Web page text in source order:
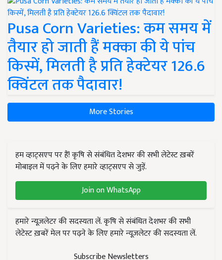
Pusa Corn Varieties: कम समय में
तैयार हो जाती हैं मक्का की ये पांच
किस्में, मिलती है प्रति हेक्टेयर 126.6
क्विंटल तक पैदावार!
More Stories
हम व्हाट्सएप पर हैं! कृषि से संबंधित देशभर की सभी लेटेस्ट ख़बरें
मोबाइल में पढ़ने के लिए हमारे व्हाट्सएप से जुड़ें.
Join on WhatsApp
हमारे न्यूज़लेटर की सदस्यता लें. कृषि से संबंधित देशभर की सभी
लेटेस्ट ख़बरें मेल पर पढ़ने के लिए हमारे न्यूज़लेटर की सदस्यता लें.
Subscribe Newsletters